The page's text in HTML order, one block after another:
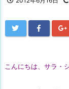
こんにちは、サラ・